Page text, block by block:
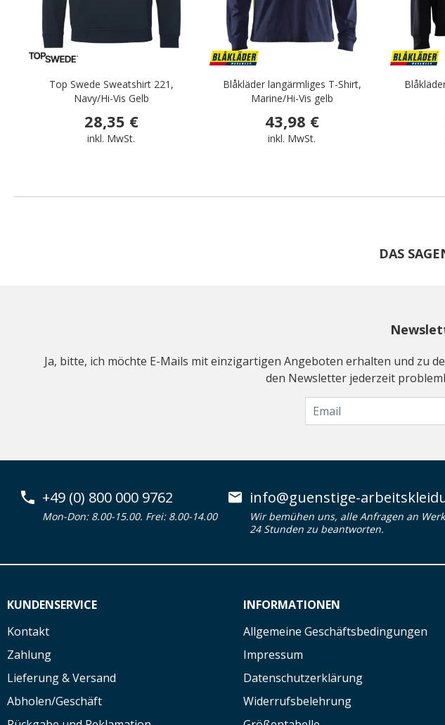
Top Swede Sweatshirt 221,
Navy/Hi-Vis Gelb
28,35 €
inkl. MwSt.
Blåkläder langärmliges T-Shirt,
Marine/Hi-Vis gelb
43,98 €
inkl. MwSt.
DAS
Ja, bitte, ich möchte E-Mails mit einzigartigen Angeboten erhalten und zu
den Newsletter jederzeit
+49 (0) 800 000 9762
Mon-Don: 8.00-15.00. Frei: 8.00-14.00
info@guenstige-
Wir bemühen uns, alle Anfragen an
24 Stunden zu beantworten.
KUNDENSERVICE
Kontakt
Zahlung
Lieferung & Versand
Abholen/Geschäft
INFORMATIONEN
Allgemeine Geschäftsbedingungen
Impressum
Datenschutzerklärung
Widerrufsbelehrung